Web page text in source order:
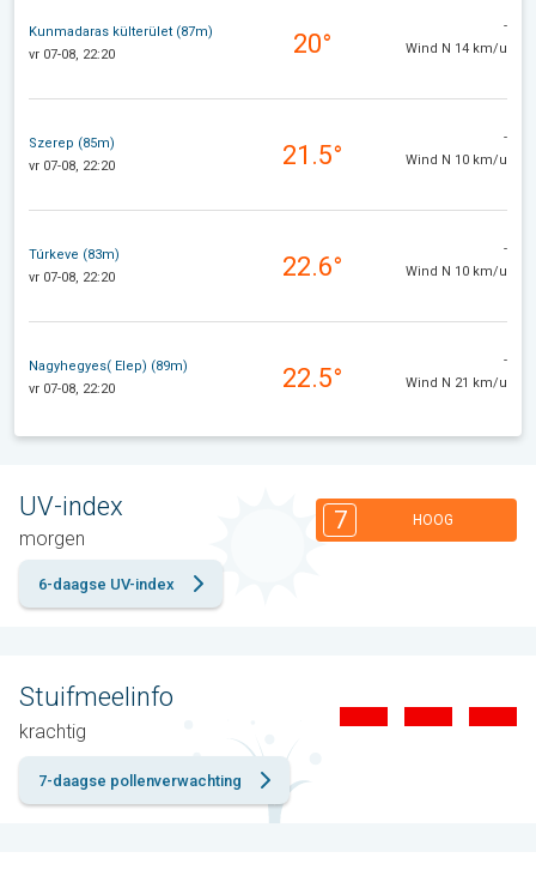
Kunmadaras külterület (87m)
vr 07-08, 22:20
20°
-
Wind N 14 km/u
Szerep (85m)
vr 07-08, 22:20
21.5°
-
Wind N 10 km/u
Túrkeve (83m)
vr 07-08, 22:20
22.6°
-
Wind N 10 km/u
Nagyhegyes( Elep) (89m)
vr 07-08, 22:20
22.5°
-
Wind N 21 km/u
UV-index
morgen
7 HOOG
6-daagse UV-index
Stuifmeelinfo
krachtig
7-daagse pollenverwachting